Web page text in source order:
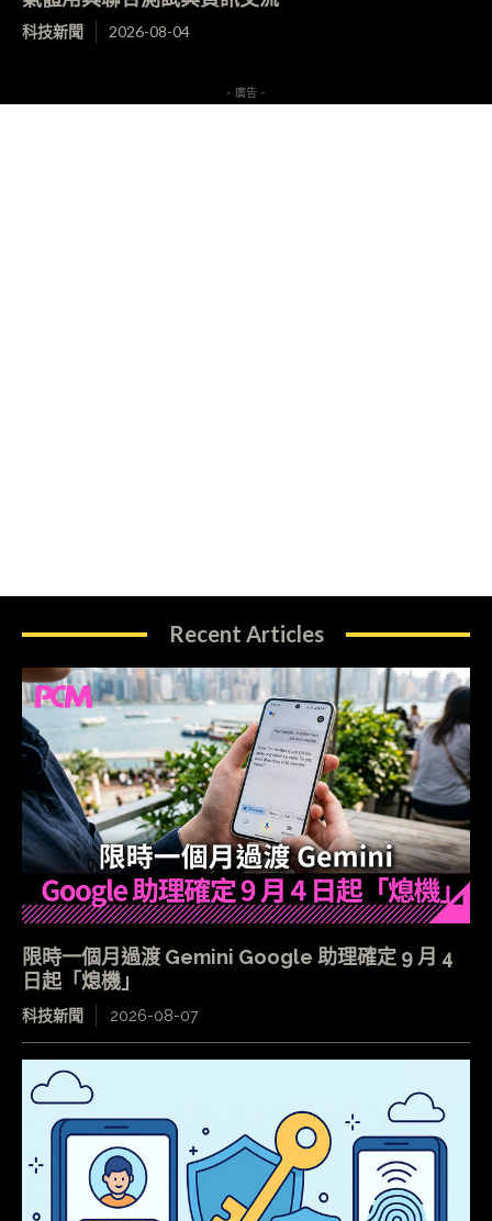
科技新聞 2026-08-04
- 廣告 -
Recent Articles
限時一個月過渡 Gemini Google 助理確定 9 月 4
日起「熄機」
科技新聞 2026-08-07